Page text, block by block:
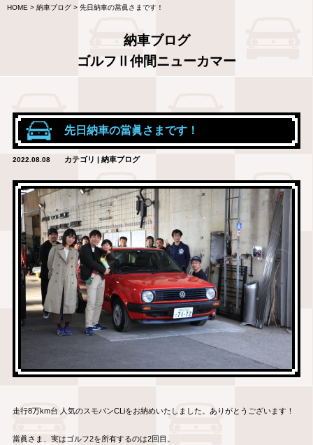
HOME > 納車ブログ > 先日納車の當眞さまです！
納車ブログ
ゴルフⅡ仲間ニューカマー
先日納車の當眞さまです！
2022.08.08 カテゴリ | 納車ブログ
走行8万km台 人気のスモバンCLiをお納めいたしました。ありがとうございます！
當眞さま、実はゴルフ2を所有するのは2回目。